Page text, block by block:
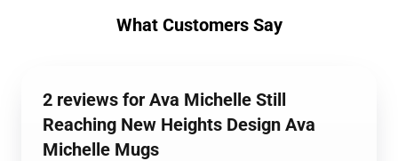
What Customers Say
2 reviews for Ava Michelle Still
Reaching New Heights Design Ava
Michelle Mugs